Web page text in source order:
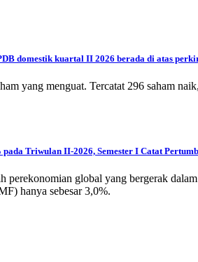
domestik kuartal II 2026 berada di atas
yang menguat. Tercatat 296 saham
Triwulan II-2026, Semester I Catat
perekonomian global yang bergerak
hanya sebesar 3,0%.